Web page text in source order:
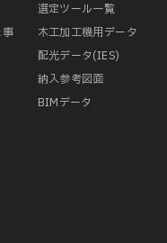
選定ツール一覧
木工加工機用データ
配光データ(IES)
納入参考図面
BIMデータ